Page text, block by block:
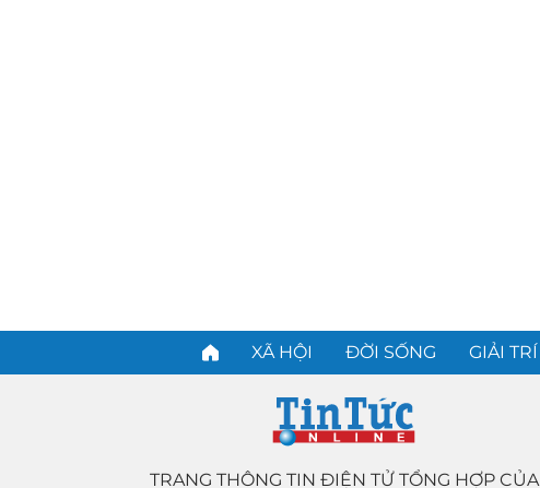
XÃ HỘI ĐỜI SỐNG GIẢI TRÍ
TRANG THÔNG TIN ĐIỆN TỬ TỔNG HỢP CỦA